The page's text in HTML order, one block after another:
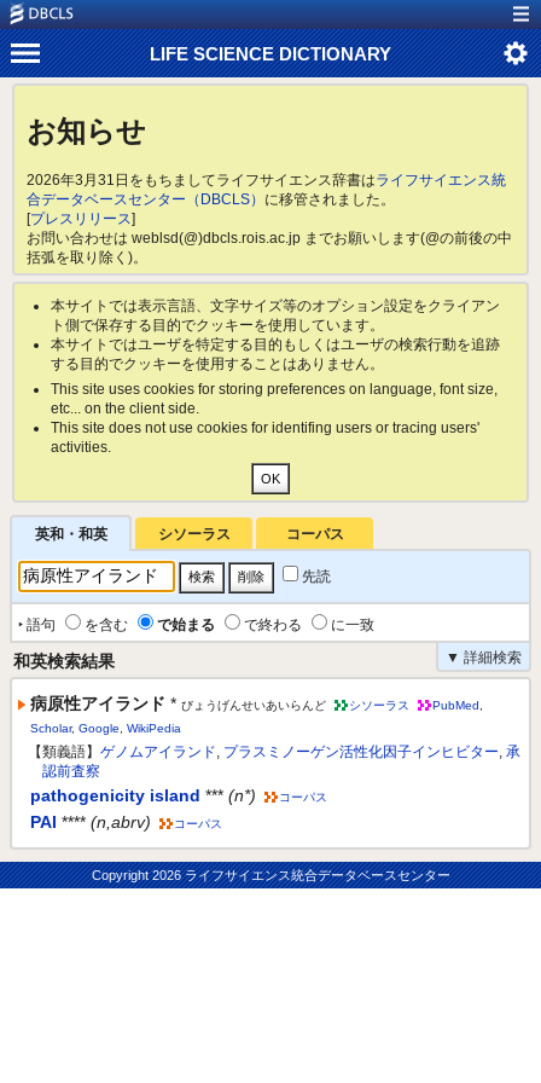
LIFE SCIENCE DICTIONARY
お知らせ
2026年3月31日をもちましてライフサイエンス辞書はライフサイエンス統
合データベースセンター（DBCLS） に移管されました。
[プレスリリース]
お問い合わせは weblsd(@)dbcls.rois.ac.jp までお願いします(@の前後の中
括弧を取り除く)。
本サイトでは表示言語、文字サイズ等のオプション設定をクライアン
ト側で保存する目的でクッキーを使用しています。
本サイトではユーザを特定する目的もしくはユーザの検索行動を追跡
する目的でクッキーを使用することはありません。
This site uses cookies for storing preferences on language, font size,
etc... on the client side.
This site does not use cookies for identifing users or tracing users'
activities.
英和・和英 シソーラス コーパス
先読
‣ 語句 を含む で始まる で終わる
に一致
▼ 詳細検索
和英検索結果
病原性アイランド * びょうげんせいあいらんど シソーラス PubMed
Scholar, Google WikiPedia
【類義語】 ゲノムアイランド, プラスミノーゲン活性化因子インヒビター, 承
認前査察
pathogenicity island *** (n*) コーパス
PAI **** (n,abrv) コーパス
Copyright2026 ライフサイエンス統合データベースセンター